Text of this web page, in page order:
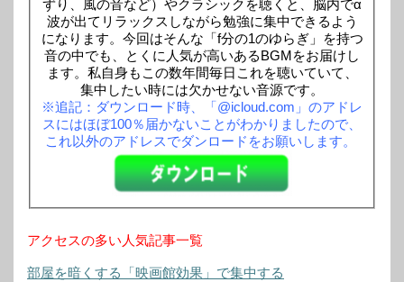
ずり、風の音など）やクラシックを聴くと、脳内でα
波が出てリラックスしながら勉強に集中できるよう
になります。今回はそんな「f分の1のゆらぎ」を持つ
音の中でも、とくに人気が高いあるBGMをお届けし
ます。私自身もこの数年間毎日これを聴いていて、
集中したい時には欠かせない音源です。
※追記：ダウンロード時、「@icloud.com」のアドレ
スにはほぼ100％届かないことがわかりましたので、
これ以外のアドレスでダンロードをお願いします。
アクセスの多い人気記事一覧
部屋を暗くする「映画館効果」で集中する